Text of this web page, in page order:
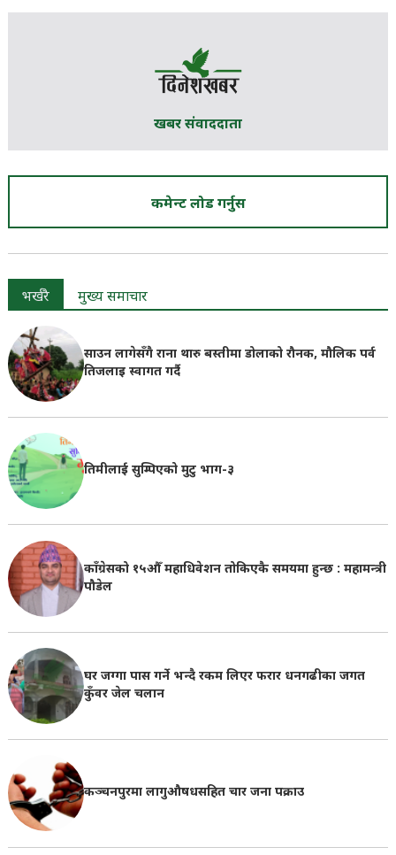
खबर संवाददाता
कमेन्ट लोड गर्नुस
भर्खरै मुख्य समाचार
साउन लागेसँगै राना थारु बस्तीमा डोलाको रौनक, मौलिक पर्व
तिजलाइ स्वागत गर्दै
तिमीलाई सुम्पिएको मुटु भाग-३
काँग्रेसको १५औँ महाधिवेशन तोकिएकै समयमा हुन्छ : महामन्त्री
पौडेल
घर जग्गा पास गर्ने भन्दै रकम लिएर फरार धनगढीका जगत
कुँवर जेल चलान
कञ्चनपुरमा लागुऔषधसहित चार जना पक्राउ